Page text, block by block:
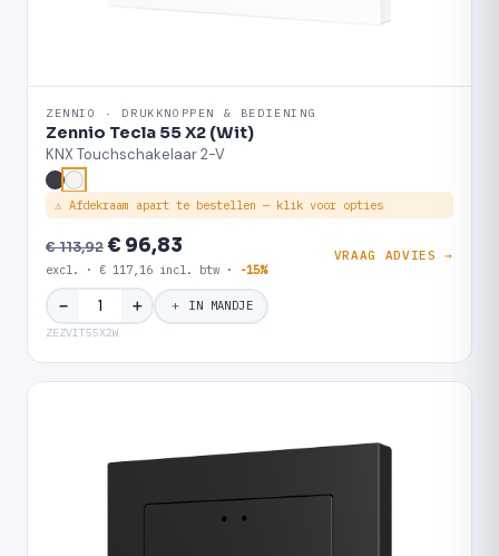
ZENNIO · DRUKKNOPPEN & BEDIENING
Zennio Tecla 55 X2 (Wit)
KNX Touchschakelaar 2-V
⚠ Afdekraam apart te bestellen — klik voor opties
€ 113,92€ 96,83
excl. · € 117,16 incl. btw · -15%
VRAAG ADVIES →
− ＋ ＋ IN MANDJE
ZEZVIT55X2W